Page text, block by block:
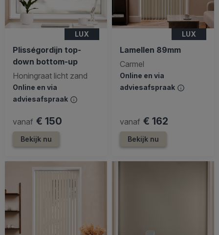
LUX
Plisségordijn top-
down bottom-up
Honingraat licht zand
Online en via
adviesafspraak
vanaf € 150
Bekijk nu
LUX
Lamellen 89mm
Carmel
Online en via
adviesafspraak
vanaf € 162
Bekijk nu